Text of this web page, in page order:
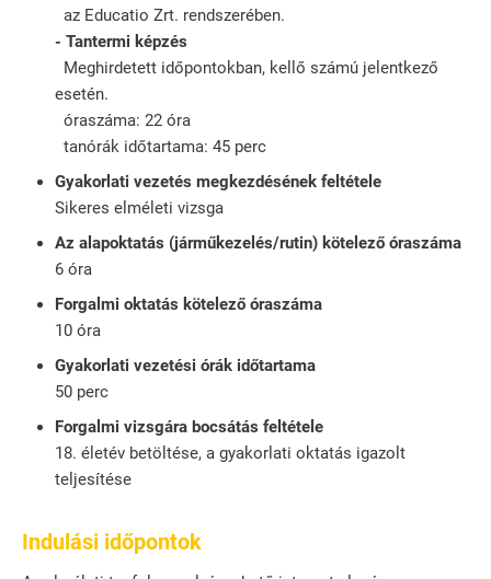
az Educatio Zrt. rendszerében.
- Tantermi képzés
Meghirdetett időpontokban, kellő számú jelentkező
esetén.
óraszáma: 22 óra
tanórák időtartama: 45 perc
Gyakorlati vezetés megkezdésének feltétele
Sikeres elméleti vizsga
Az alapoktatás (járműkezelés/rutin) kötelező óraszáma
6 óra
Forgalmi oktatás kötelező óraszáma
10 óra
Gyakorlati vezetési órák időtartama
50 perc
Forgalmi vizsgára bocsátás feltétele
18. életév betöltése, a gyakorlati oktatás igazolt
teljesítése
Indulási időpontok